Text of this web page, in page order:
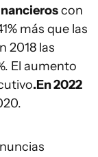
con
más que las
2018 las
El aumento
.En 2022